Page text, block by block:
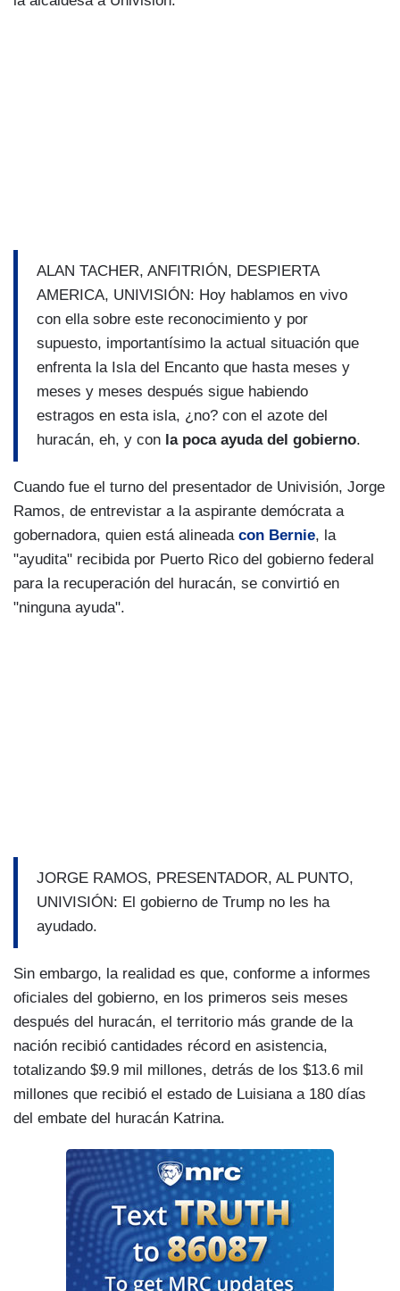
ALAN TACHER, ANFITRIÓN, DESPIERTA
AMERICA, UNIVISIÓN: Hoy hablamos en vivo
con ella sobre este reconocimiento y por
supuesto, importantísimo la actual situación que
enfrenta la Isla del Encanto que hasta meses y
meses y meses después sigue habiendo
estragos en esta isla, ¿no? con el azote del
huracán, eh, y con la poca ayuda del gobierno.
Cuando fue el turno del presentador de Univisión, Jorge
Ramos, de entrevistar a la aspirante demócrata a
gobernadora, quien está alineada con Bernie, la
"ayudita" recibida por Puerto Rico del gobierno federal
para la recuperación del huracán, se convirtió en
"ninguna ayuda".
JORGE RAMOS, PRESENTADOR, AL PUNTO,
UNIVISIÓN: El gobierno de Trump no les ha
ayudado.
Sin embargo, la realidad es que, conforme a informes
oficiales del gobierno, en los primeros seis meses
después del huracán, el territorio más grande de la
nación recibió cantidades récord en asistencia,
totalizando $9.9 mil millones, detrás de los $13.6 mil
millones que recibió el estado de Luisiana a 180 días
del embate del huracán Katrina.